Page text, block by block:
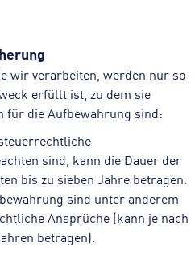
wir verarbeiten, werden nur so
erfüllt ist, zu dem sie
für die Aufbewahrung sind:
sind, kann die Dauer der
bis zu sieben Jahre betragen.
sind unter anderem
Ansprüche (kann je nach
betragen).